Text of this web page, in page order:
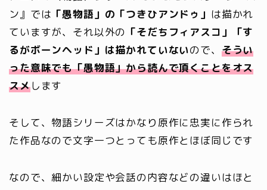
ン』では 「愚物語」の「つきひアンドゥ」 は描かれ
ていますが、それ以外の 「そだちフィアスコ」「す
るがボーンヘッド」は描かれていないので、 そうい
った意味でも「愚物語」から読んで頂くことをオス
スメします
そして、物語シリーズはかなり原作に忠実に作られ
た作品なので文字一つとっても原作とほぼ同じです
なので、細かい設定や会話の内容などの違いはほと